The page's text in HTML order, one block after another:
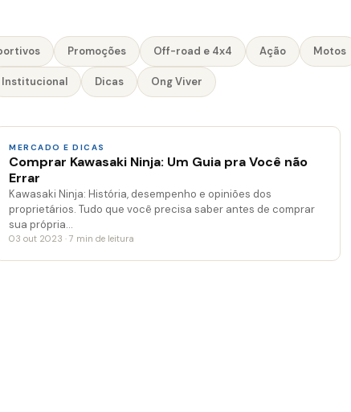
Promoções Off-road e 4x4 Ação Motos
Institucional Dicas Ong Viver
MERCADO E DICAS
Comprar Kawasaki Ninja: Um Guia pra Você não
Errar
Kawasaki Ninja: História, desempenho e opiniões dos
proprietários. Tudo que você precisa saber antes de comprar
sua própria…
03 out 2023 · 7 min de leitura